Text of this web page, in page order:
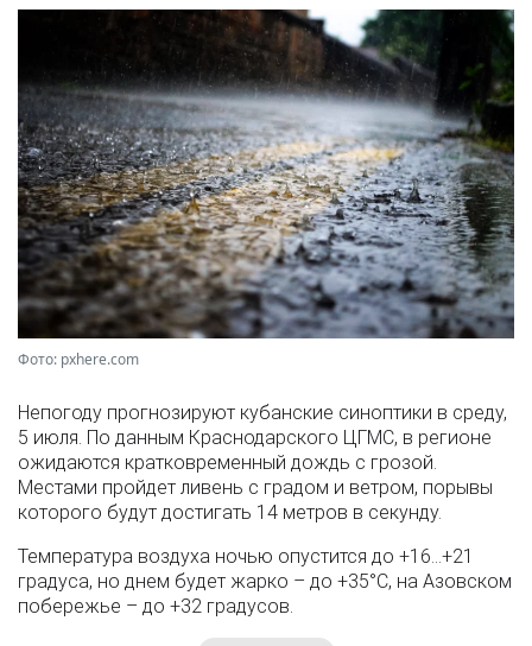
Фото: pxhere.com
Непогоду прогнозируют кубанские синоптики в среду,
5 июля. По данным Краснодарского ЦГМС, в регионе
ожидаются кратковременный дождь с грозой.
Местами пройдет ливень с градом и ветром, порывы
которого будут достигать 14 метров в секунду.
Температура воздуха ночью опустится до +16…+21
градуса, но днем будет жарко – до +35°С, на Азовском
побережье – до +32 градусов.